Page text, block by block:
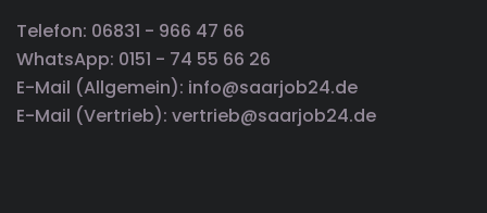
Telefon: 06831 - 966 47 66
WhatsApp: 0151 - 74 55 66 26
E-Mail (Allgemein): info@saarjob24.de
E-Mail (Vertrieb): vertrieb@saarjob24.de